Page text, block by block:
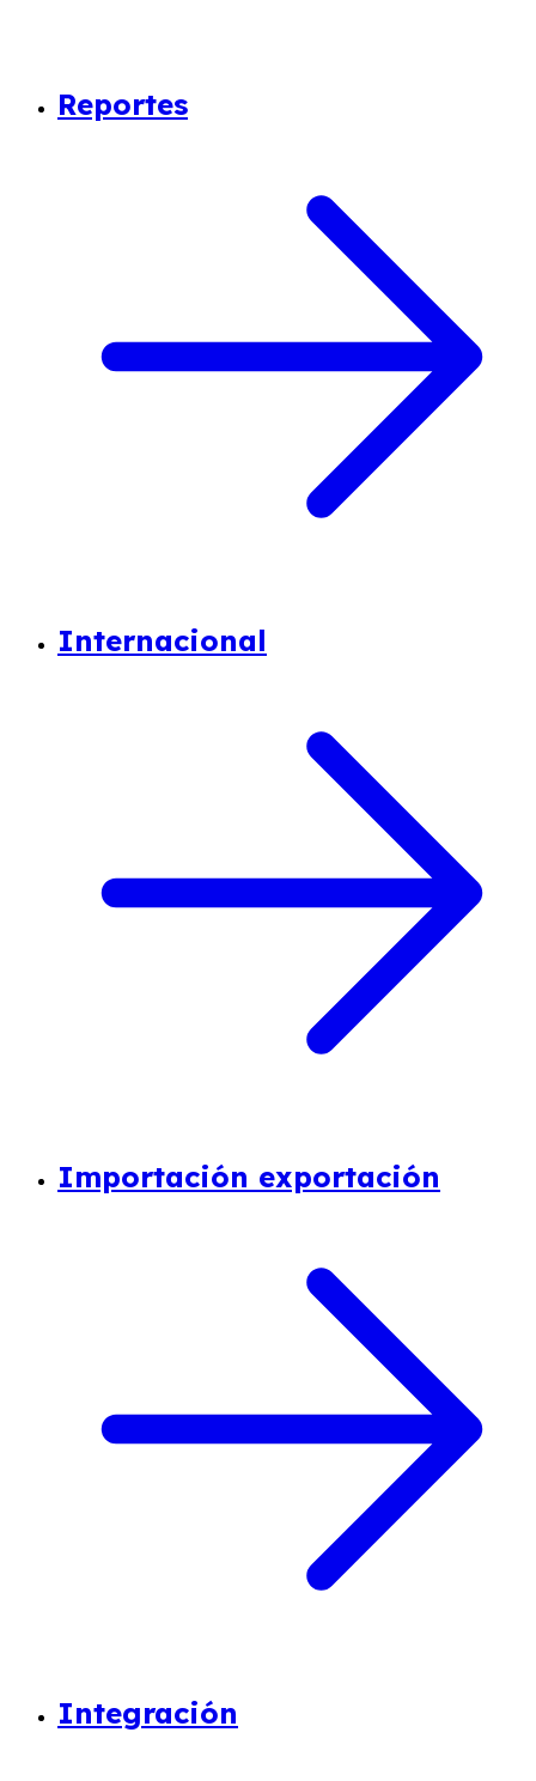
Reportes
Internacional
Importación exportación
Integración